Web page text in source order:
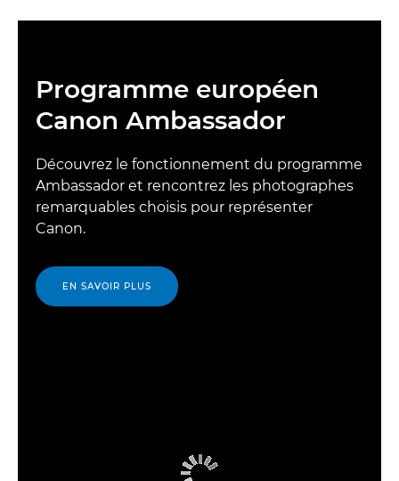
Programme européen
Canon Ambassador
Découvrez le fonctionnement du programme
Ambassador et rencontrez les photographes
remarquables choisis pour représenter
Canon.
EN SAVOIR PLUS